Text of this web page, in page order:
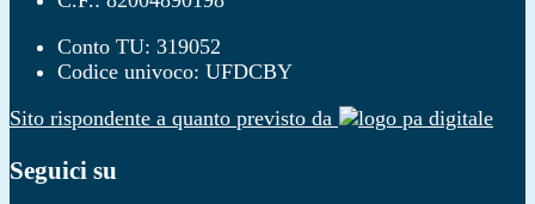
Conto TU: 319052
Codice univoco: UFDCBY
Sito rispondente a quanto previsto da
Seguici su